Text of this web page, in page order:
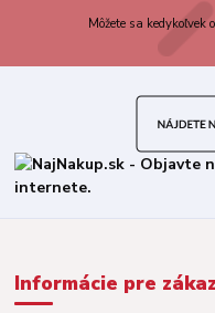
Môžete sa
Informácie pre